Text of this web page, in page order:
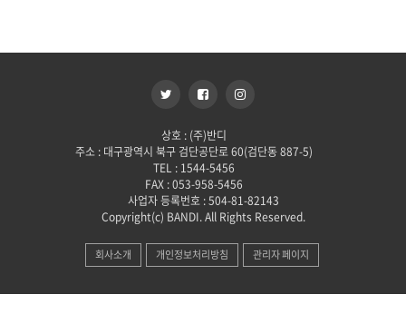
상호 : (주)반디
주소 : 대구광역시 북구 검단공단로 60(검단동 887-5)
TEL : 1544-5456
FAX : 053-958-5456
사업자 등록번호 : 504-81-82143
Copyright(c) BANDI. All Rights Reserved.
회사소개 개인정보처리방침 관리자 페이지